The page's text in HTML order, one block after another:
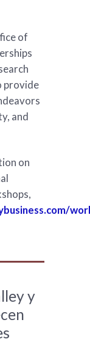
of
provide
and
on
y